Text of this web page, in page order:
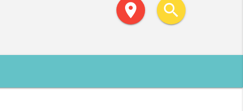
location_on search